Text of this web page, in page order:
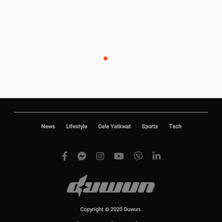
News Lifestyle Cele Yatkwat Sports Tech
Copyright © 2020 Duwun.